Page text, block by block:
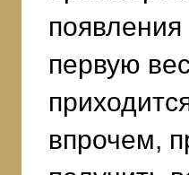
первую
впрочем,